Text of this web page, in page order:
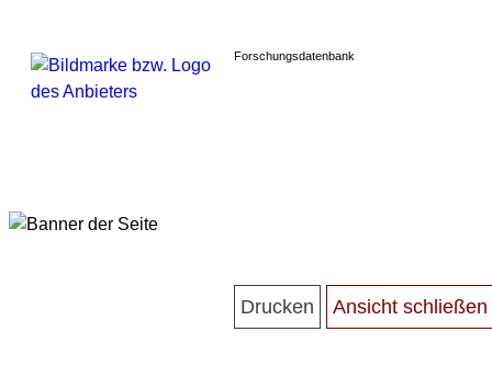
Forschungsdatenbank